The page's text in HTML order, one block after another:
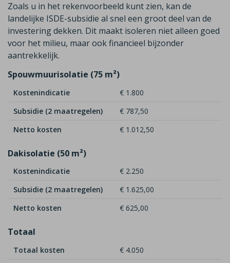
Zoals u in het rekenvoorbeeld kunt zien, kan de
landelijke ISDE-subsidie al snel een groot deel van de
investering dekken. Dit maakt isoleren niet alleen goed
voor het milieu, maar ook financieel bijzonder
aantrekkelijk.
Spouwmuurisolatie (75 m²)
Kostenindicatie
€ 1.800
Subsidie (2 maatregelen)
€ 787,50
Netto kosten
€ 1.012,50
Dakisolatie (50 m²)
Kostenindicatie
€ 2.250
Subsidie (2 maatregelen)
€ 1.625,00
Netto kosten
€ 625,00
Totaal
Totaal kosten € 4.050